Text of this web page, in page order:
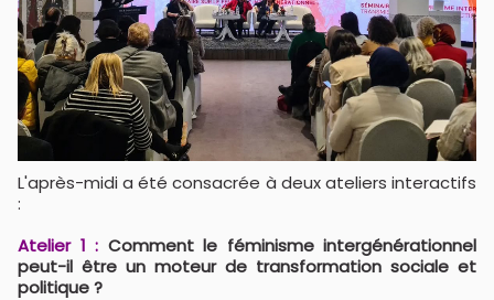
L'après-midi a été consacrée à deux ateliers interactifs
:
Atelier 1 : Comment le féminisme intergénérationnel
peut-il être un moteur de transformation sociale et
politique ?